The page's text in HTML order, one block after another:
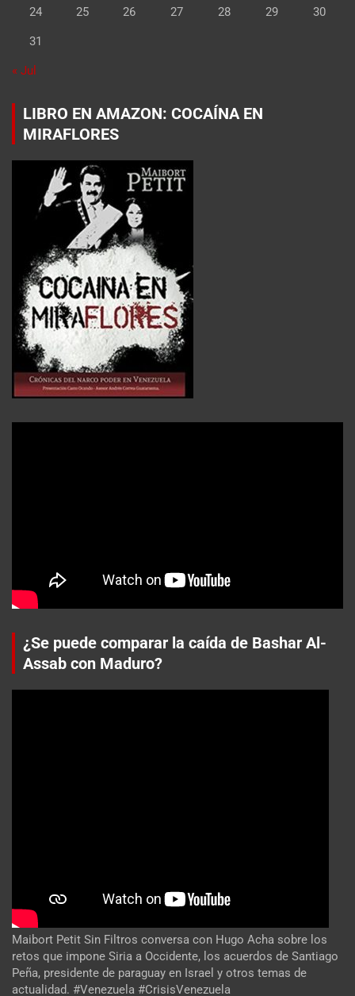
24 25 26 27 28 29 30
31
« Jul
LIBRO EN AMAZON: COCAÍNA EN
MIRAFLORES
¿Se puede comparar la caída de Bashar Al-
Assab con Maduro?
Maibort Petit Sin Filtros conversa con Hugo Acha sobre los
retos que impone Siria a Occidente, los acuerdos de Santiago
Peña, presidente de paraguay en Israel y otros temas de
actualidad. #Venezuela #CrisisVenezuela